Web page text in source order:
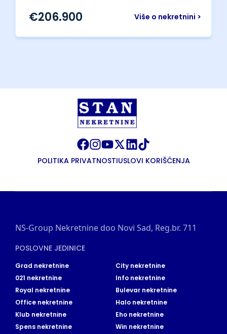
Više o nekretnini >
€206.900
POLITIKA PRIVATNOSTIUSLOVI KORIŠĆENJA
NS-Group Nekretnine doo Novi Sad, Reg.br. 711
POSLOVNE JEDINICE
Grad nekretnine
City nekretnine
021 nekretnine
Info nekretnine
Royal nekretnine
Bulevar nekretnine
Office nekretnine
Halo nekretnine
Klub nekretnine
Eho nekretnine
Spens nekretnine
Win nekretnine